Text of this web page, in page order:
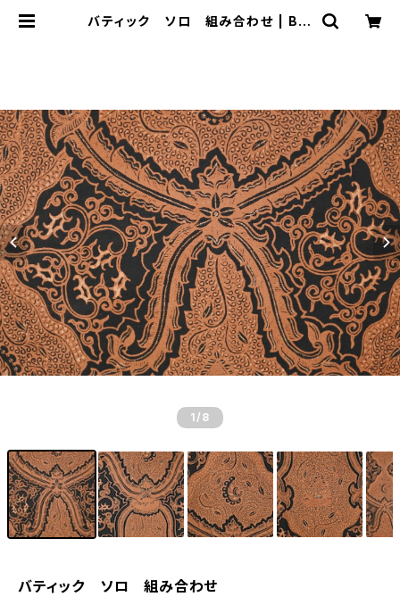
バティック ソロ 組み合わせ | Bal
1 /8
バティック ソロ 組み合わせ